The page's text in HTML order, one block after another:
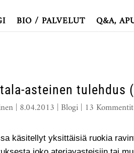
BIO / PALVELUT Q&A,
asteinen tulehdus
| 8.04.2013 | Blogi| 13 Kommentit
käsitellyt yksittäisiä ruokia